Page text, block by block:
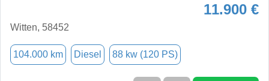
11.900 €
Witten, 58452
104.000 km Diesel 88 kw (120 PS)